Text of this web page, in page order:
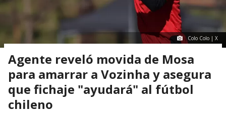
Colo Colo | X
Agente reveló movida de Mosa
para amarrar a Vozinha y asegura
que fichaje "ayudará" al fútbol
chileno